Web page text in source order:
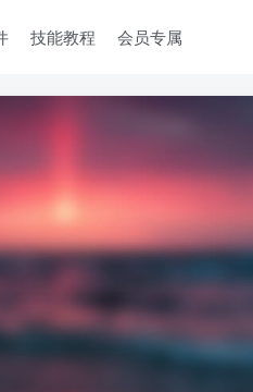
技能教程 会员专属